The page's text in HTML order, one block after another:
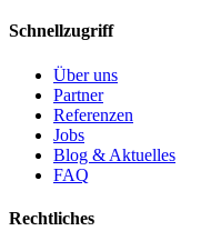
Schnellzugriff
Über uns
Partner
Referenzen
Jobs
Blog & Aktuelles
FAQ
Rechtliches